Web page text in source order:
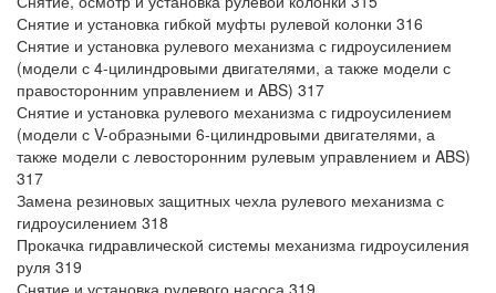
Снятие и установка гибкой муфты рулевой колонки 316
Снятие и установка рулевого механизма с гидроусилением
(модели с 4-цилиндровыми двигателями, а также модели с
правосторонним управлением и ABS) 317
Снятие и установка рулевого механизма с гидроусилением
(модели с V-обраэными 6-цилиндровыми двигателями, а
также модели с левосторонним рулевым управлением и ABS)
317
Замена резиновых защитных чехла рулевого механизма с
гидроусилением 318
Прокачка гидравлической системы механизма гидроусиления
руля 319
Снятие и установка рулевого насоса 319